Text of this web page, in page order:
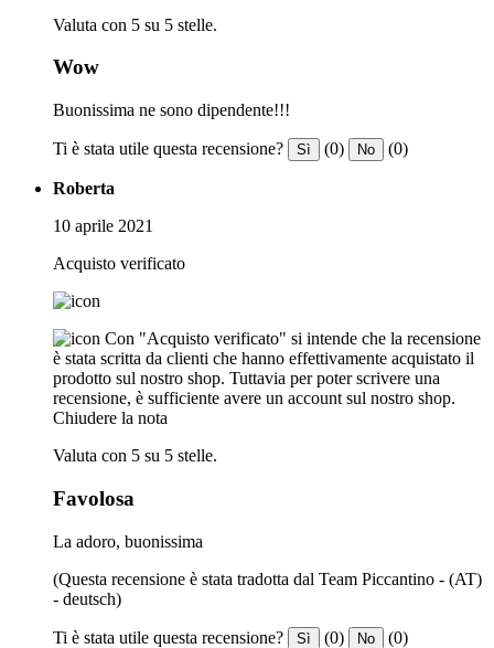
Valuta con 5 su 5 stelle.
Wow
Buonissima ne sono dipendente!!!
Ti è stata utile questa recensione? Sì (0) No (0)
Roberta
10 aprile 2021
Acquisto verificato
Con "Acquisto verificato" si intende che la recensione
è stata scritta da clienti che hanno effettivamente acquistato il
prodotto sul nostro shop. Tuttavia per poter scrivere una
recensione, è sufficiente avere un account sul nostro shop.
Chiudere la nota
Valuta con 5 su 5 stelle.
Favolosa
La adoro, buonissima
(Questa recensione è stata tradotta dal Team Piccantino - (AT)
- deutsch)
Ti è stata utile questa recensione? Sì (0) No (0)